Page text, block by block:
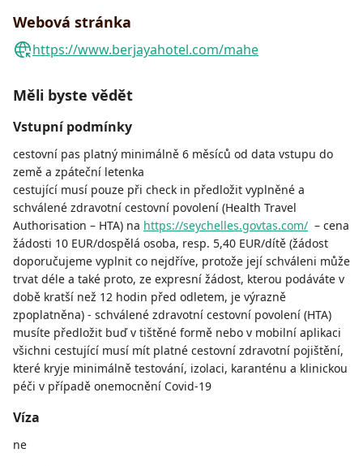
Webová stránka
https://www.berjayahotel.com/mahe
Měli byste vědět
Vstupní podmínky
cestovní pas platný minimálně 6 měsíců od data vstupu do
země a zpáteční letenka
cestující musí pouze při check in předložit vyplněné a
schválené zdravotní cestovní povolení (Health Travel
Authorisation – HTA) na https://seychelles.govtas.com/ – cena
žádosti 10 EUR/dospělá osoba, resp. 5,40 EUR/dítě (žádost
doporučujeme vyplnit co nejdříve, protože její schváleni může
trvat déle a také proto, ze expresní žádost, kterou podáváte v
době kratší než 12 hodin před odletem, je výrazně
zpoplatněna) - schválené zdravotní cestovní povolení (HTA)
musíte předložit buď v tištěné formě nebo v mobilní aplikaci
všichni cestující musí mít platné cestovní zdravotní pojištění,
které kryje minimálně testování, izolaci, karanténu a klinickou
péči v případě onemocnění Covid-19
Víza
ne